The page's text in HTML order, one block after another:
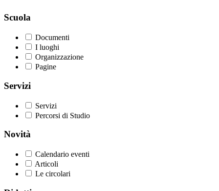
Scuola
Documenti
I luoghi
Organizzazione
Pagine
Servizi
Servizi
Percorsi di Studio
Novità
Calendario eventi
Articoli
Le circolari